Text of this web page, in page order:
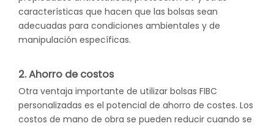
características que hacen que las bolsas sean
adecuadas para condiciones ambientales y de
manipulación específicas.
2. Ahorro de costos
Otra ventaja importante de utilizar bolsas FIBC
personalizadas es el potencial de ahorro de costes. Los
costos de mano de obra se pueden reducir cuando se